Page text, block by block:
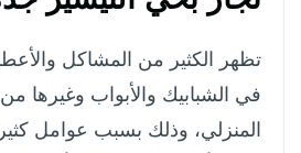
تظهر الكثير من المشاكل
في الشبابيك والأبواب وغيرها
المنزلي، وذلك بسبب عوامل